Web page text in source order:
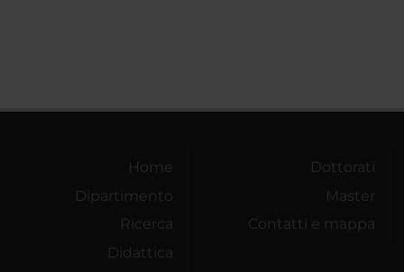
Home
Dipartimento
Ricerca
Didattica
Dottorati
Master
Contatti e mappa